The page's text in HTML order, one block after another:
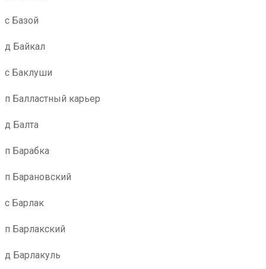
с Базой
д Байкал
с Баклуши
п Балластный карьер
д Балта
п Барабка
п Барановский
с Барлак
п Барлакский
д Барлакуль